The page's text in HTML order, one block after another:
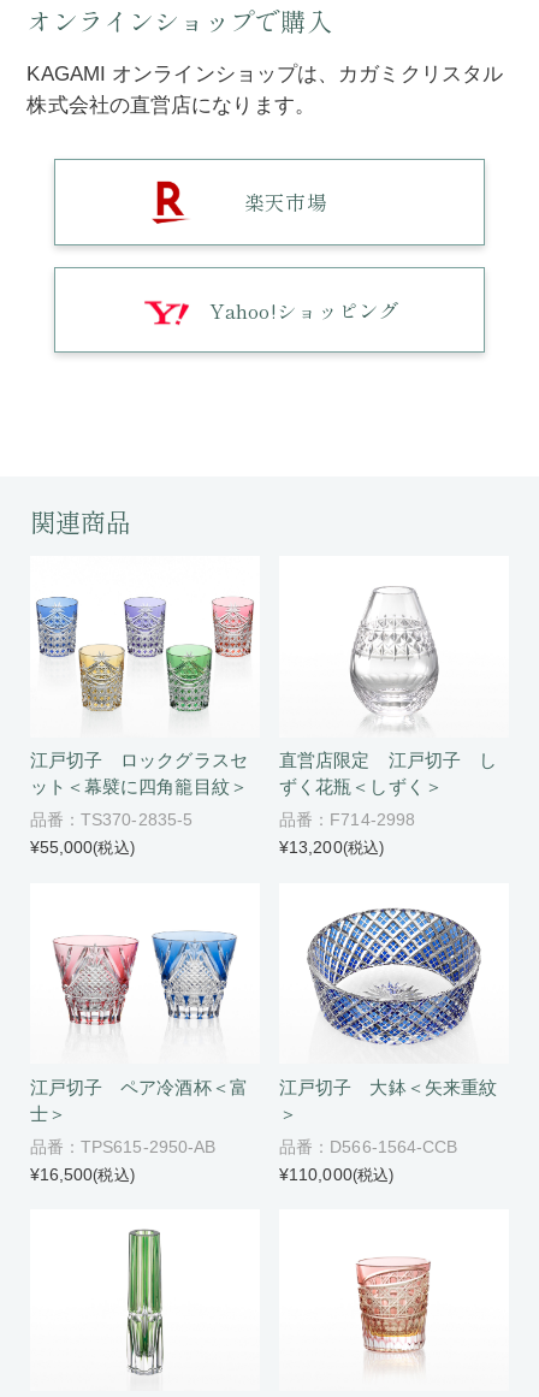
オンラインショップで購入
KAGAMI オンラインショップは、カガミクリスタル
株式会社の直営店になります。
楽天市場
Yahoo!ショッピング
関連商品
江戸切子 ロックグラスセ
ット＜幕襞に四角籠目紋＞
品番：TS370-2835-5
¥55,000(税込)
直営店限定 江戸切子 し
ずく花瓶＜しずく＞
品番：F714-2998
¥13,200(税込)
江戸切子 ペア冷酒杯＜富
士＞
品番：TPS615-2950-AB
¥16,500(税込)
江戸切子 大鉢＜矢来重紋
＞
品番：D566-1564-CCB
¥110,000(税込)